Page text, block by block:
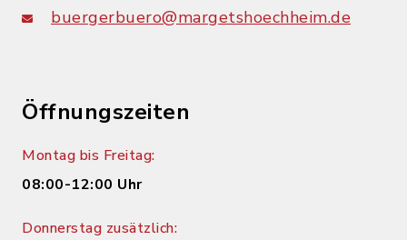
buergerbuero@margetshoechheim.de
Öffnungszeiten
Montag bis Freitag:
08:00-12:00 Uhr
Donnerstag zusätzlich: